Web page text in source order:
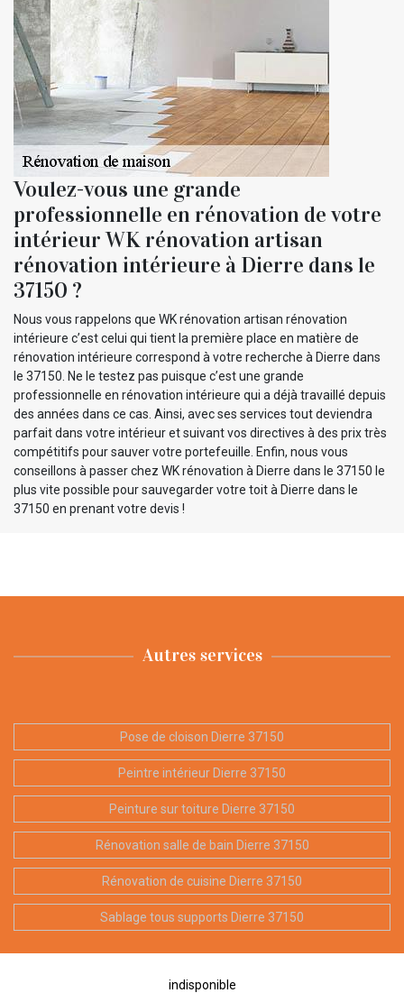
Voulez-vous une grande
professionnelle en rénovation de votre
intérieur WK rénovation artisan
rénovation intérieure à Dierre dans le
37150 ?
Nous vous rappelons que WK rénovation artisan rénovation
intérieure c’est celui qui tient la première place en matière de
rénovation intérieure correspond à votre recherche à Dierre dans
le 37150. Ne le testez pas puisque c’est une grande
professionnelle en rénovation intérieure qui a déjà travaillé depuis
des années dans ce cas. Ainsi, avec ses services tout deviendra
parfait dans votre intérieur et suivant vos directives à des prix très
compétitifs pour sauver votre portefeuille. Enfin, nous vous
conseillons à passer chez WK rénovation à Dierre dans le 37150 le
plus vite possible pour sauvegarder votre toit à Dierre dans le
37150 en prenant votre devis !
Autres services
Pose de cloison Dierre 37150
Peintre intérieur Dierre 37150
Peinture sur toiture Dierre 37150
Rénovation salle de bain Dierre 37150
Rénovation de cuisine Dierre 37150
Sablage tous supports Dierre 37150
indisponible